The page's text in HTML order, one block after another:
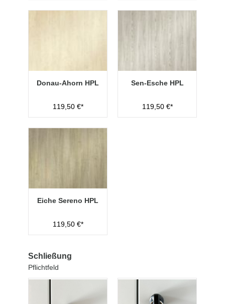
Donau-Ahorn HPL
119,50 €*
Sen-Esche HPL
119,50 €*
Eiche Sereno HPL
119,50 €*
Schließung
Pflichtfeld